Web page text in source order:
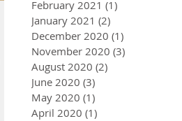
February 2021 (1)
January 2021 (2)
December 2020 (1)
November 2020 (3)
August 2020 (2)
June 2020 (3)
May 2020 (1)
April 2020 (1)